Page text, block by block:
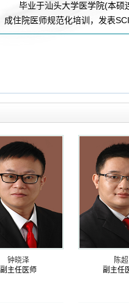
毕业于汕头大学医学院(本硕
成住院医师规范化培训，发表
钟晓泽
副主任医师
陈超
副主任